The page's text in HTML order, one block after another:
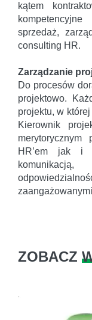
kątem
sprzedaż,
consulting HR.
Zarządzanie
Do procesów
projektowo.
projektu, w
Kierownik
HR’em jak i
ZOBACZ